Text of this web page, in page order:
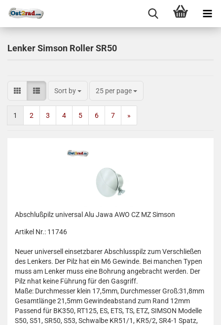
Lenker Simson Roller SR50
Sort by 25 per page
1 2 3 4 5 6 7 »
Abschlußpilz universal Alu Jawa AWO CZ MZ Simson
Artikel Nr.: 11746
Neuer universell einsetzbarer Abschlusspilz zum Verschließen
des Lenkers. Der Pilz hat ein M6 Gewinde. Bei manchen Typen
muss am Lenker muss eine Bohrung angebracht werden. Der
Pilz nhat keine Führung für den Gasgriff.
Maße: Durchmesser klein 17,5mm, Durchmesser Groß:31,8mm
Gesamtlänge 21,5mm Gewindeabstand zum Rand 12mm
Passend für BK350, RT125, ES, ETS, TS, ETZ, SIMSON Modelle
S50, S51, SR50, S53, Schwalbe KR51/1, KR5/2, SR4-1 Spatz,